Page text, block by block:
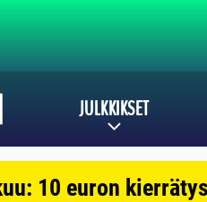
JULKKIKSET
10 euron